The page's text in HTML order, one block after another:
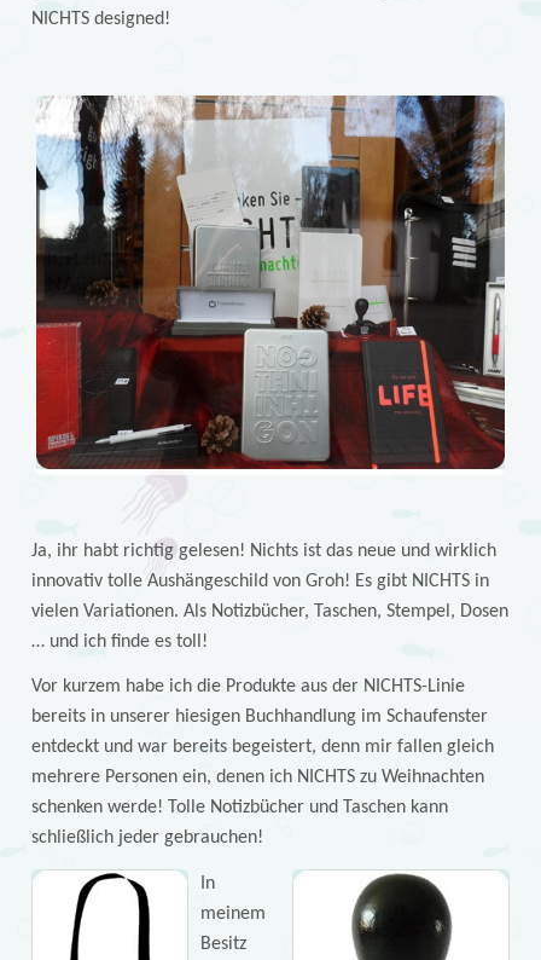
NICHTS designed!
Ja, ihr habt richtig gelesen! Nichts ist das neue und wirklich
innovativ tolle Aushängeschild von Groh! Es gibt NICHTS in
vielen Variationen. Als Notizbücher, Taschen, Stempel, Dosen
… und ich finde es toll!
Vor kurzem habe ich die Produkte aus der NICHTS-Linie
bereits in unserer hiesigen Buchhandlung im Schaufenster
entdeckt und war bereits begeistert, denn mir fallen gleich
mehrere Personen ein, denen ich NICHTS zu Weihnachten
schenken werde! Tolle Notizbücher und Taschen kann
schließlich jeder gebrauchen!
In
meinem
Besitz